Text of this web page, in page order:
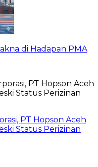
di Hadapan PMA
PT Hopson Aceh
Status Perizinan